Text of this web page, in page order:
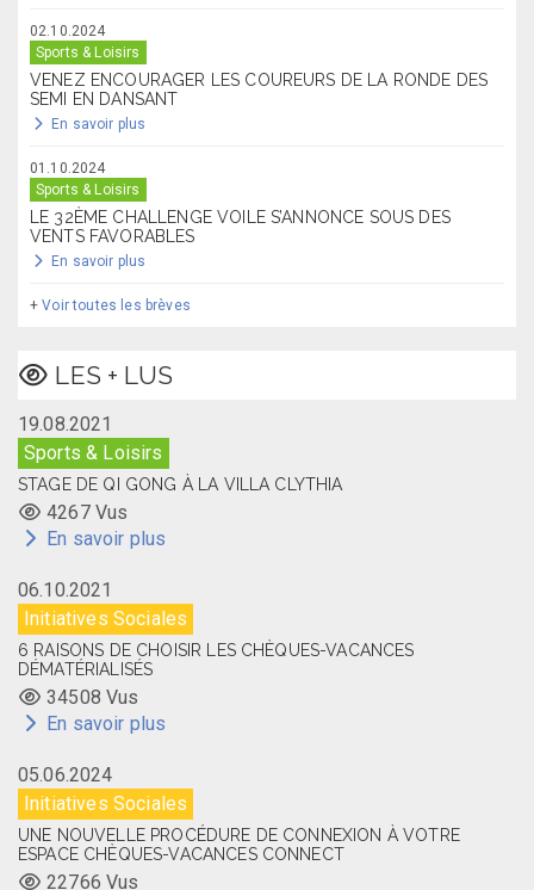
02.10.2024
Sports & Loisirs
VENEZ ENCOURAGER LES COUREURS DE LA RONDE DES
SEMI EN DANSANT
En savoir plus
01.10.2024
Sports & Loisirs
LE 32ÈME CHALLENGE VOILE S’ANNONCE SOUS DES
VENTS FAVORABLES
En savoir plus
+Voir toutes les brèves
LES + LUS
19.08.2021
Sports & Loisirs
STAGE DE QI GONG À LA VILLA CLYTHIA
4267 Vus
En savoir plus
06.10.2021
Initiatives Sociales
6 RAISONS DE CHOISIR LES CHÈQUES-VACANCES
DÉMATÉRIALISÉS
34508 Vus
En savoir plus
05.06.2024
Initiatives Sociales
UNE NOUVELLE PROCÉDURE DE CONNEXION À VOTRE
ESPACE CHÈQUES-VACANCES CONNECT
22766 Vus